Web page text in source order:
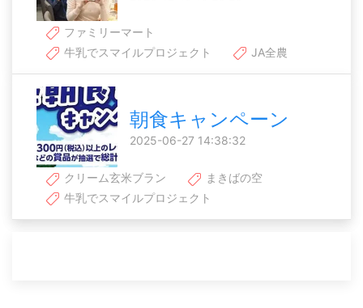
ファミリーマート
牛乳でスマイルプロジェクト
JA全農
朝食キャンペーン
2025-06-27 14:38:32
クリーム玄米ブラン
まきばの空
牛乳でスマイルプロジェクト